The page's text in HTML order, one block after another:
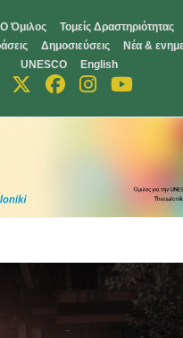
Ο Όμιλος
Τομείς Δραστηριότητας
Δημοσιεύσεις
Νέα &
UNESCO
English